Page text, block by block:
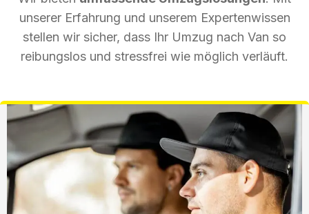
unserer Erfahrung und unserem Expertenwissen
stellen wir sicher, dass Ihr Umzug nach Van so
reibungslos und stressfrei wie möglich verläuft.